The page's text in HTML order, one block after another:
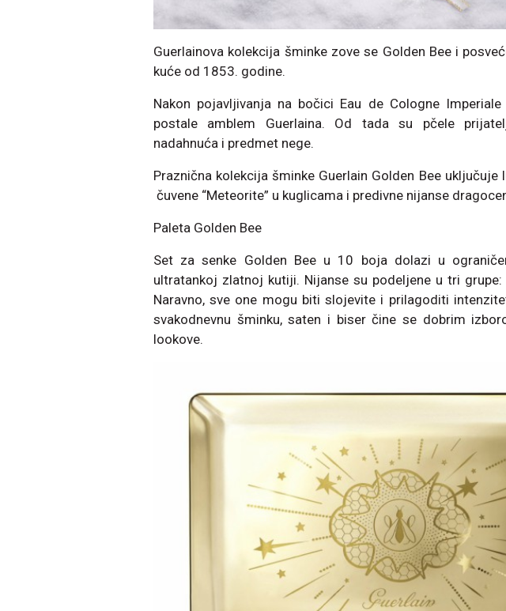
Guerlainova kolekcija šminke zove se Golden Bee i
kuće od 1853. godine.
Nakon pojavljivanja na bočici Eau de Cologne
postale amblem Guerlaina. Od tada su pčele
nadahnuća i predmet nege.
Praznična kolekcija šminke Guerlain Golden Bee uključuje
čuvene “Meteorite” u kuglicama i predivne nijanse
Paleta Golden Bee
Set za senke Golden Bee u 10 boja dolazi u
ultratankoj zlatnoj kutiji. Nijanse su podeljene u tri grupe:
Naravno, sve one mogu biti slojevite i prilagoditi
svakodnevnu šminku, saten i biser čine se dobrim
lookove.